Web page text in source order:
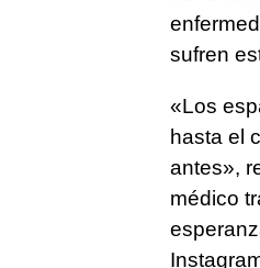
sufren
«Los
hasta el
antes»,
médico